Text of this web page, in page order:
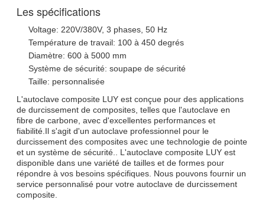
Les spécifications
Voltage: 220V/380V, 3 phases, 50 Hz
Température de travail: 100 à 450 degrés
Diamètre: 600 à 5000 mm
Système de sécurité: soupape de sécurité
Taille: personnalisée
L'autoclave composite LUY est conçue pour des applications
de durcissement de composites, telles que l'autoclave en
fibre de carbone, avec d'excellentes performances et
fiabilité.Il s'agit d'un autoclave professionnel pour le
durcissement des composites avec une technologie de pointe
et un système de sécurité.. L'autoclave composite LUY est
disponible dans une variété de tailles et de formes pour
répondre à vos besoins spécifiques. Nous pouvons fournir un
service personnalisé pour votre autoclave de durcissement
composite.